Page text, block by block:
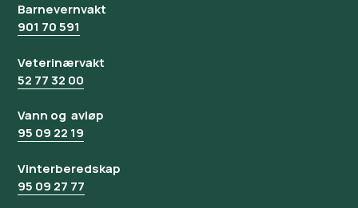
Barnevernvakt
901 70 591
Veterinærvakt
52 77 32 00
Vann og avløp
95 09 22 19
Vinterberedskap
95 09 27 77